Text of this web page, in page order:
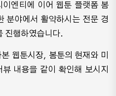
엔티에 이어 웹툰 플랫폼 봄
분야에서 활약하시는 전문 경
진행하였습니다.
웹툰시장, 봄툰의 현재와 미
내용을 같이 확인해 보시지